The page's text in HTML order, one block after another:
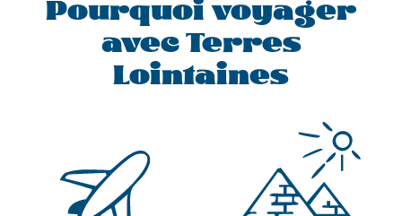
Pourquoi voyager
avec Terres
Lointaines